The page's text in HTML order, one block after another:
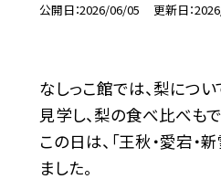
公開日 2026/06/05 更新日
なしっこ館では、梨につ
見学し、梨の食べ比べもで
この日は、「王秋・愛宕・
ました。